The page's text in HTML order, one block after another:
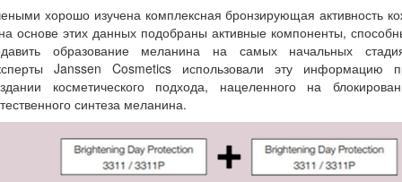
хорошо изучена комплексная бронзирующая активность
основе этих данных подобраны активные компоненты,
образование меланина на самых начальных
Janssen Cosmetics использовали эту информацию
косметического подхода, нацеленного на
синтеза меланина.